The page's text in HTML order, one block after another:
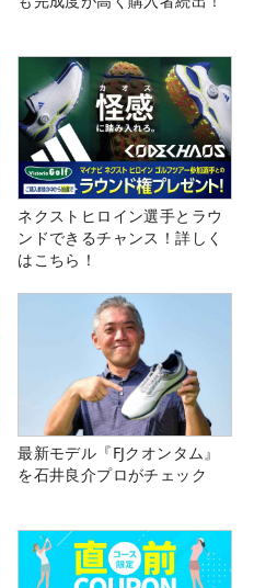
ネクストヒロイン選手とラウ
ンドできるチャンス！詳しく
はこちら！
最新モデル『FJクオンタム』
を石井良介プロがチェック